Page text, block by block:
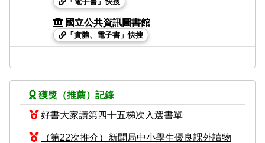
國立公共資訊圖書館
「實體、電子書」快搜
獲獎（推薦）記錄
好書大家讀第四十五梯次入選書單
（第22次推介）新聞局中小學生優良課外讀物